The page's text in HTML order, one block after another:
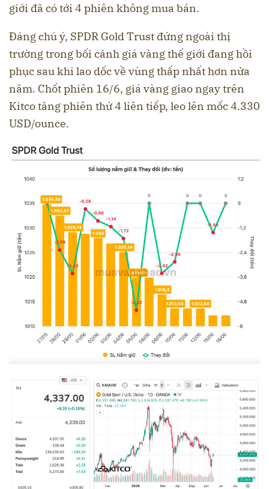
giới đã có tới 4 phiên không mua bán.
Đáng chú ý, SPDR Gold Trust đứng ngoài thị
trường trong bối cảnh giá vàng thế giới đang hồi
phục sau khi lao dốc về vùng thấp nhất hơn nửa
năm. Chốt phiên 16/6, giá vàng giao ngay trên
Kitco tăng phiên thứ 4 liên tiếp, leo lên mốc 4.330
USD/ounce.